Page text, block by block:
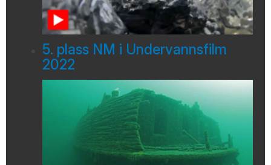
5. plass NM i Undervannsfilm
2022